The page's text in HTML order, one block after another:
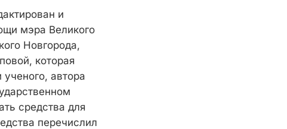
и
мэра Великого
Новгорода,
которая
автора
средства для
перечислил